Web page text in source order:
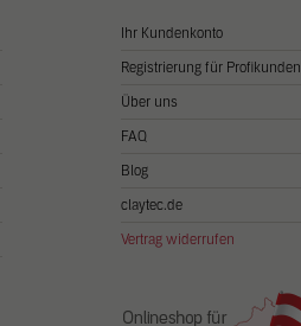
Ihr Kundenkonto
Registrierung für Profikunden
Über uns
FAQ
Blog
claytec.de
Vertrag widerrufen